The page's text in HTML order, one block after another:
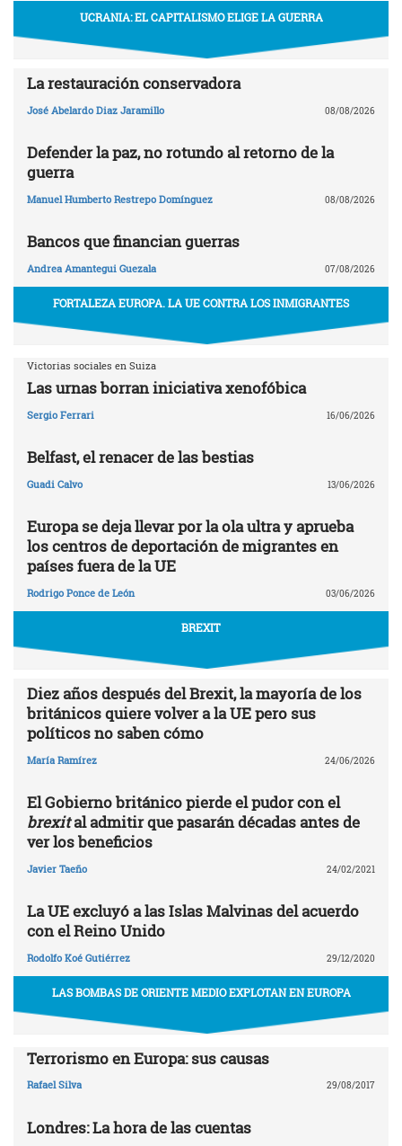
UCRANIA: EL CAPITALISMO ELIGE LA GUERRA
La restauración conservadora
José Abelardo Diaz Jaramillo 08/08/2026
Defender la paz, no rotundo al retorno de la
guerra
Manuel Humberto Restrepo Domínguez 08/08/2026
Bancos que financian guerras
Andrea Amantegui Guezala 07/08/2026
FORTALEZA EUROPA. LA UE CONTRA LOS INMIGRANTES
Victorias sociales en Suiza
Las urnas borran iniciativa xenofóbica
Sergio Ferrari 16/06/2026
Belfast, el renacer de las bestias
Guadi Calvo 13/06/2026
Europa se deja llevar por la ola ultra y aprueba
los centros de deportación de migrantes en
países fuera de la UE
Rodrigo Ponce de León 03/06/2026
BREXIT
Diez años después del Brexit, la mayoría de los
británicos quiere volver a la UE pero sus
políticos no saben cómo
María Ramírez 24/06/2026
El Gobierno británico pierde el pudor con el
brexital admitir que pasarán décadas antes de
ver los beneficios
Javier Taeño 24/02/2021
La UE excluyó a las Islas Malvinas del acuerdo
con el Reino Unido
Rodolfo Koé Gutiérrez 29/12/2020
LAS BOMBAS DE ORIENTE MEDIO EXPLOTAN EN EUROPA
Terrorismo en Europa: sus causas
Rafael Silva 29/08/2017
Londres: La hora de las cuentas